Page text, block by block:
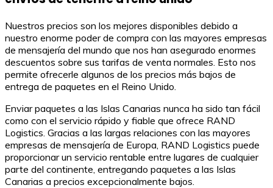
Nuestros precios son los mejores disponibles debido a
nuestro enorme poder de compra con las mayores empresas
de mensajería del mundo que nos han asegurado enormes
descuentos sobre sus tarifas de venta normales. Esto nos
permite ofrecerle algunos de los precios más bajos de
entrega de paquetes en el Reino Unido.
Enviar paquetes a las Islas Canarias nunca ha sido tan fácil
como con el servicio rápido y fiable que ofrece RAND
Logistics. Gracias a las largas relaciones con las mayores
empresas de mensajería de Europa, RAND Logistics puede
proporcionar un servicio rentable entre lugares de cualquier
parte del continente, entregando paquetes a las Islas
Canarias a precios excepcionalmente bajos.